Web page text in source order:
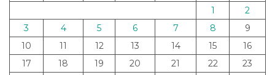
1
2
3
4 5 6 7 8
9
10
11 12 13 14 15
16
17
18 19 20 21 22
23